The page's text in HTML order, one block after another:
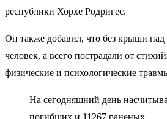
республики Хорхе Родригес.
Он также добавил, что без крыши над
человек, а всего пострадали от
физические и психологические
На сегодняшний день
погибших и 11267 раненых